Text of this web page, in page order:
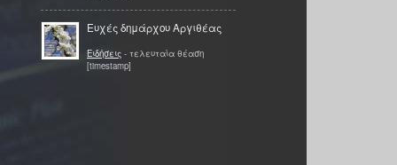
Ευχές δημάρχου Αργιθέας
Ειδήσεις - τελευταία θέαση
[timestamp]